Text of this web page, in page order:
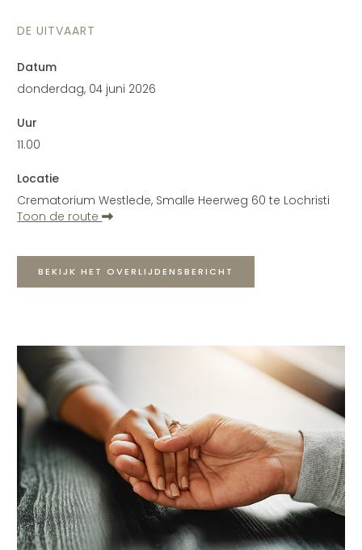
DE UITVAART
Datum
donderdag, 04 juni 2026
Uur
11.00
Locatie
Crematorium Westlede, Smalle Heerweg 60 te Lochristi
Toon de route
BEKIJK HET OVERLIJDENSBERICHT